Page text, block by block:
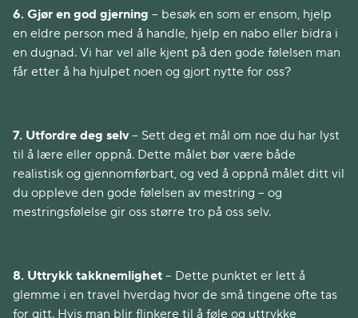
6. Gjør en god gjerning – besøk en som er ensom, hjelp
en eldre person med å handle, hjelp en nabo eller bidra i
en dugnad. Vi har vel alle kjent på den gode følelsen man
får etter å ha hjulpet noen og gjort nytte for oss?
7. Utfordre deg selv– Sett deg et mål om noe du har lyst
til å lære eller oppnå. Dette målet bør være både
realistisk og gjennomførbart, og ved å oppnå målet ditt vil
du oppleve den gode følelsen av mestring – og
mestringsfølelse gir oss større tro på oss selv.
8. Uttrykk takknemlighet – Dette punktet er lett å
glemme i en travel hverdag hvor de små tingene ofte tas
for gitt. Hvis man blir flinkere til å føle og uttrykke